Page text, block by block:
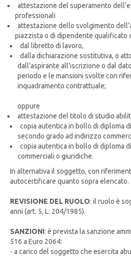
attestazione del superamento
professionali
attestazione dello svolgimento
piazzista o di dipendente qualificato
dal libretto di lavoro,
dalla dichiarazione sostitutiva, o
dall’aspirante all’iscrizione o dal
periodo e le mansioni svolte con
inquadramento contrattuale;
oppure
attestazione del titolo di studio
copia autentica in bollo di diploma
secondo grado ad indirizzo
copia autentica in bollo di diploma
commerciali o giuridiche.
In alternativa il soggetto, con
autocertificare quanto sopra elencato.
REVISIONE DEL RUOLO: il ruolo è
anni (art. 5, L. 204/1985).
SANZIONI: è prevista la sanzione
516 a Euro 2064:
- a carico del soggetto che esercita